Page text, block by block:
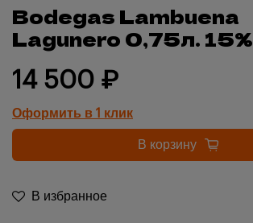
Bodegas Lambuena
Lagunero 0,75л. 15%
В избранное
14 500 ₽
Оформить в 1 клик
В корзину